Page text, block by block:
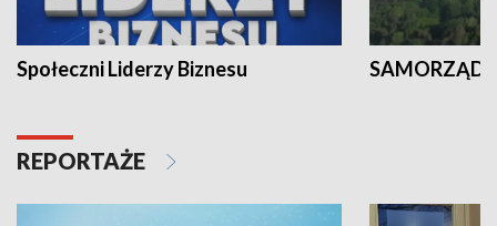
Społeczni Liderzy Biznesu SAMORZĄD
REPORTAŻE